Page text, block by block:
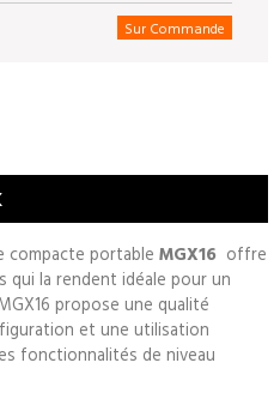
Sur Commande
compacte portable MGX16 offre
la rendent idéale pour un
propose une qualité
et une utilisation
fonctionnalités de niveau